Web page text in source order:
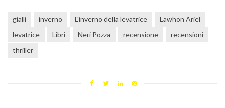
gialli inverno L'inverno della levatrice
Lawhon Ariel
levatrice
Libri Neri Pozza recensione
recensioni
thriller